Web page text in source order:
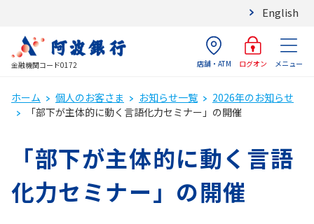
English
金融機関コード0172 店舗・ATM ログオン メニュー
ホーム 個人のお客さま お知らせ一覧
2026年のお知らせ
「部下が主体的に動く言語化力セミナー」の開催
「部下が主体的に動く言語
化力セミナー」の開催